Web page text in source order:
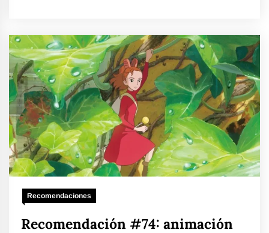
Recomendaciones
Recomendación #74: animación